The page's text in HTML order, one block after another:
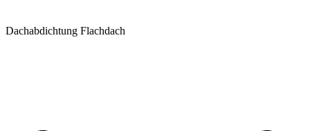
Dachabdichtung Flachdach